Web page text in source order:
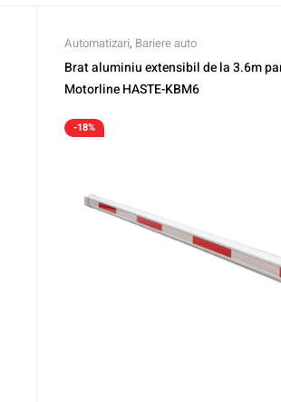
Automatizari, Bariere auto
Brat aluminiu extensibil de la 3.6m
Motorline HASTE-KBM6
-18%